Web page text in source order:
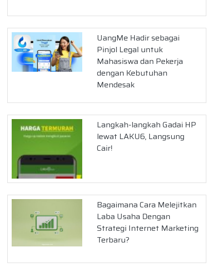
UangMe Hadir sebagai
Pinjol Legal untuk
Mahasiswa dan Pekerja
dengan Kebutuhan
Mendesak
Langkah-langkah Gadai HP
lewat LAKU6, Langsung
Cair!
Bagaimana Cara Melejitkan
Laba Usaha Dengan
Strategi Internet Marketing
Terbaru?